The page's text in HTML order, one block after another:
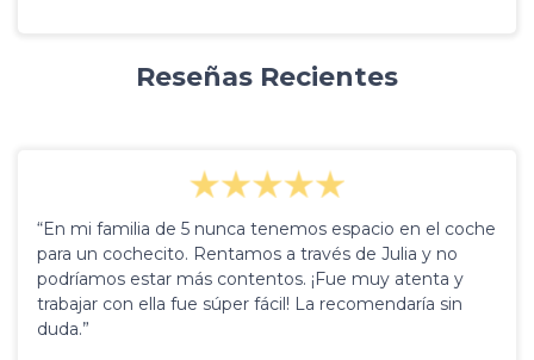
Reseñas Recientes
“En mi familia de 5 nunca tenemos espacio en el coche
para un cochecito. Rentamos a través de Julia y no
podríamos estar más contentos. ¡Fue muy atenta y
trabajar con ella fue súper fácil! La recomendaría sin
duda.”